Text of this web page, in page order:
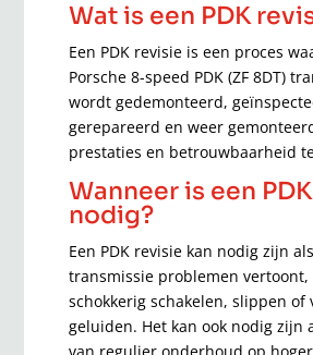
Wat is een PDK
Een PDK revisie is een proces
Porsche 8-speed PDK (ZF 8DT)
wordt gedemonteerd,
gerepareerd en weer
prestaties en betrouwbaarheid
Wanneer is een
nodig?
Een PDK revisie kan nodig zijn
transmissie problemen vertoont,
schokkerig schakelen, slippen of
geluiden. Het kan ook nodig zijn